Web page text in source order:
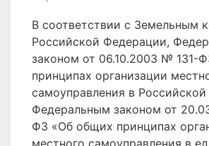
В соответствии с Земельным
Российской Федерации,
законом от 06.10.2003 № 131-
принципах организации
самоуправления в
Федеральным законом от
ФЗ «Об общих принципах
местного самоуправления в